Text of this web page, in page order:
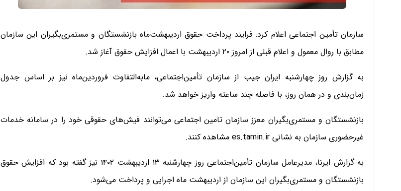
سازمان تأمین اجتماعی اعلام کرد: فرایند پرداخت حقوق اردیبهشت‌ماه بازنشستگان و مستمری‌بگیران این سازمان
مطابق با روال معمول و اعلام قبلی از امروز ۲۰ اردیبهشت با اعمال افزایش حقوق آغاز شد.
به گزارش روز چهارشنبه ایران جیب از سازمان تأمین‌اجتماعی، مابه‌التفاوت فروردین‌ماه نیز بر اساس جدول
زمان‌بندی و در همان روز، با فاصله چند ساعته واریز خواهد شد.
بازنشستگان و مستمری‌بگیران معزز سازمان تامین اجتماعی می‌توانند فیش‌های حقوقی خود را در سامانه خدمات
غیرحضوری سازمان به نشانی es.tamin.ir مشاهده کنند.
به گزارش ایرنا، مدیرعامل سازمان تأمین‌اجتماعی روز چهارشنبه ۱۳ اردیبهشت ۱۴۰۲ نیز گفته بود که افزایش حقوق
بازنشستگان و مستمری‌بگیران این سازمان از اردیبهشت ماه اجرایی و پرداخت می‌شود.